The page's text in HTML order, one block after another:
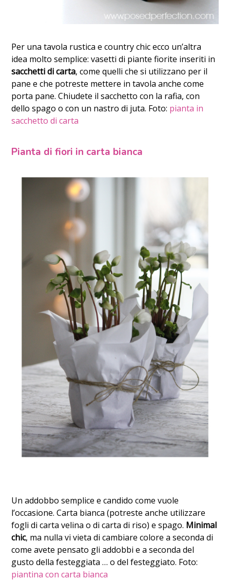
Per una tavola rustica e country chic ecco un’altra
idea molto semplice: vasetti di piante fiorite inseriti in
sacchetti di carta, come quelli che si utilizzano per il
pane e che potreste mettere in tavola anche come
porta pane. Chiudete il sacchetto con la rafia, con
dello spago o con un nastro di juta. Foto: pianta in
sacchetto di carta
Pianta di fiori in carta bianca
Un addobbo semplice e candido come vuole
l’occasione. Carta bianca (potreste anche utilizzare
fogli di carta velina o di carta di riso) e spago. Minimal
chic, ma nulla vi vieta di cambiare colore a seconda di
come avete pensato gli addobbi e a seconda del
gusto della festeggiata … o del festeggiato. Foto:
piantina con carta bianca